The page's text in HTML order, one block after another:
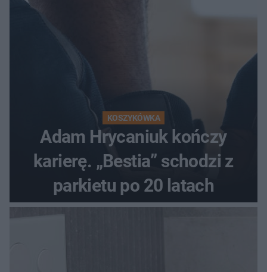
KOSZYKÓWKA
Adam Hrycaniuk kończy
karierę. „Bestia” schodzi z
parkietu po 20 latach